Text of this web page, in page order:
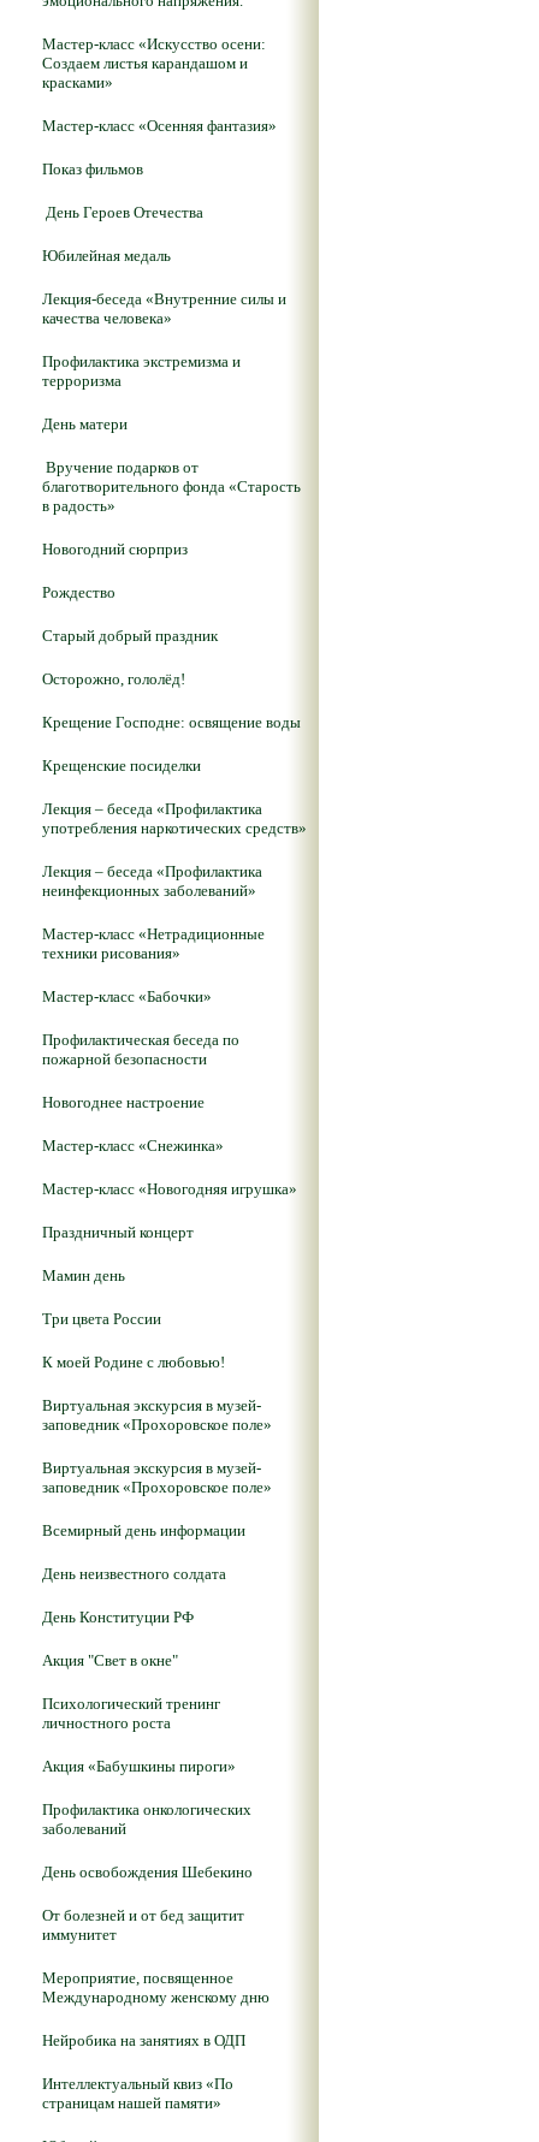
Мастер-класс «Искусство осени:
Создаем листья карандашом и
красками»
Мастер-класс «Осенняя фантазия»
Показ фильмов
День Героев Отечества
Юбилейная медаль
Лекция-беседа «Внутренние силы и
качества человека»
Профилактика экстремизма и
терроризма
День матери
Вручение подарков от
благотворительного фонда «Старость
в радость»
Новогодний сюрприз
Рождество
Старый добрый праздник
Осторожно, гололёд!
Крещение Господне: освящение воды
Крещенские посиделки
Лекция – беседа «Профилактика
употребления наркотических средств»
Лекция – беседа «Профилактика
неинфекционных заболеваний»
Мастер-класс «Нетрадиционные
техники рисования»
Мастер-класс «Бабочки»
Профилактическая беседа по
пожарной безопасности
Новогоднее настроение
Мастер-класс «Снежинка»
Мастер-класс «Новогодняя игрушка»
Праздничный концерт
Мамин день
Три цвета России
К моей Родине с любовью!
Виртуальная экскурсия в музей-
заповедник «Прохоровское поле»
Виртуальная экскурсия в музей-
заповедник «Прохоровское поле»
Всемирный день информации
День неизвестного солдата
День Конституции РФ
Акция "Свет в окне"
Психологический тренинг
личностного роста
Акция «Бабушкины пироги»
Профилактика онкологических
заболеваний
День освобождения Шебекино
От болезней и от бед защитит
иммунитет
Мероприятие, посвященное
Международному женскому дню
Нейробика на занятиях в ОДП
Интеллектуальный квиз «По
страницам нашей памяти»